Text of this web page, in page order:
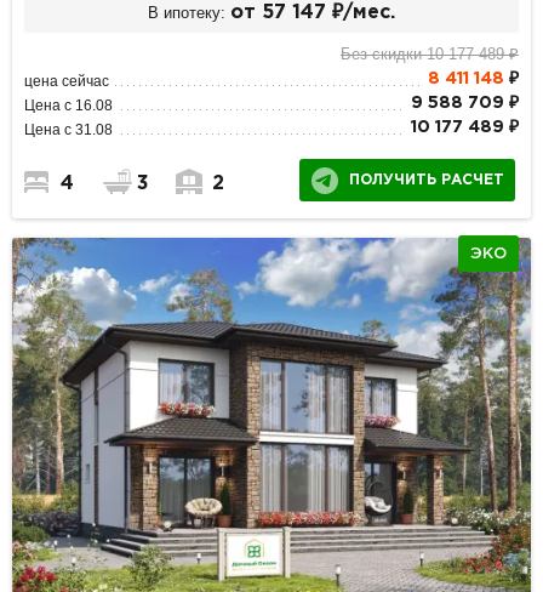
В ипотеку: от 57 147 ₽/мес.
Без скидки 10 177 489 ₽
цена сейчас 8 411 148 ₽
Цена с 16.08 9 588 709 ₽
Цена с 31.08 10 177 489 ₽
4 3 2 ПОЛУЧИТЬ РАСЧЕТ
ЭКО